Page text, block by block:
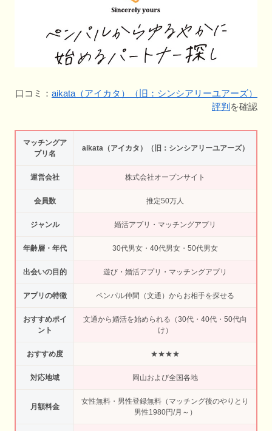
口コミ： aikata（アイカタ）（旧：シンシアリーユアーズ）
評判 を確認
マッチングア
プリ名
aikata（アイカタ）（旧：シンシアリーユアーズ）
運営会社 株式会社オープンサイト
会員数 推定50万人
ジャンル 婚活アプリ・マッチングアプリ
年齢層・年代 30代男女・40代男女・50代男女
出会いの目的 遊び・婚活アプリ・マッチングアプリ
アプリの特徴 ペンパル仲間（文通）からお相手を探せる
おすすめポイ
ント
文通から婚活を始められる（30代・40代・50代向
け）
おすすめ度 ★★★★
対応地域 岡山および全国各地
月額料金
女性無料・男性登録無料（マッチング後のやりとり
男性1980円/月～）